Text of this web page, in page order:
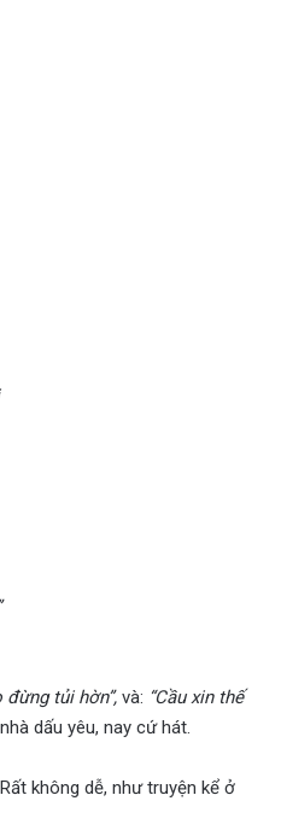
đừng tủi hờn”, và: “Cầu xin thế
dấu yêu, nay cứ hát.
không dễ, như truyện kể ở